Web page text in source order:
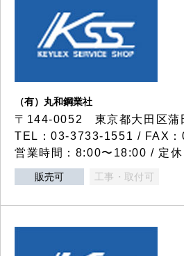
（有）丸和鋼業社
〒144-0052 東京都大田区蒲
TEL：03-3733-1551 / FAX
営業時間：8:00〜18:00 / 定休
販売可 工事・取付可